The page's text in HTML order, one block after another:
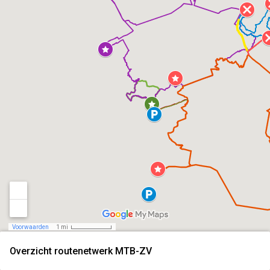
Overzicht routenetwerk MTB-ZV
Voorwaarden 1 mi